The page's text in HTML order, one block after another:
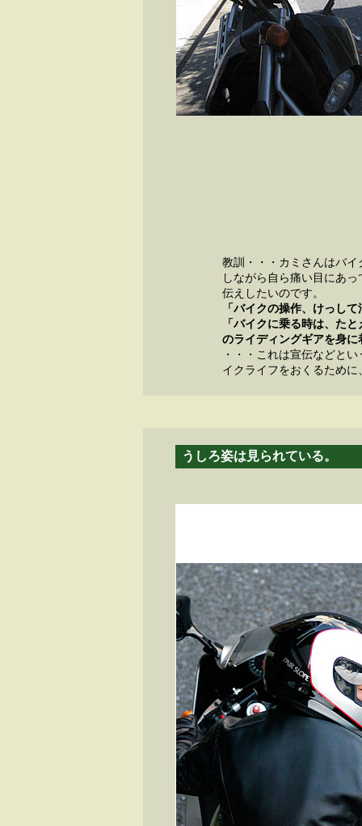
教訓・・・カミさんはバ
しながら自ら痛い目にあ
伝えしたいのです。
「バイクの操作、けっし
「バイクに乗る時は、た
のライディングギアを身に
・・・これは宣伝などと
イクライフをおくるため
うしろ姿は見られている。